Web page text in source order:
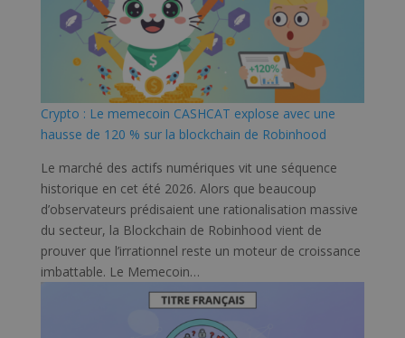
Crypto : Le memecoin CASHCAT explose avec une
hausse de 120 % sur la blockchain de Robinhood
Le marché des actifs numériques vit une séquence
historique en cet été 2026. Alors que beaucoup
d’observateurs prédisaient une rationalisation massive
du secteur, la Blockchain de Robinhood vient de
prouver que l’irrationnel reste un moteur de croissance
imbattable. Le Memecoin…